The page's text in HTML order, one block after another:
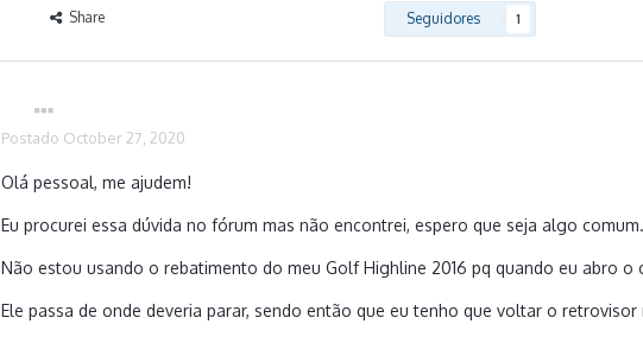
Share Seguidores 1
Postado October 27, 2020
Olá pessoal, me ajudem!
Eu procurei essa dúvida no fórum mas não encontrei, espero que seja algo comum.
Não estou usando o rebatimento do meu Golf Highline 2016 pq quando eu abro
Ele passa de onde deveria parar, sendo então que eu tenho que voltar o